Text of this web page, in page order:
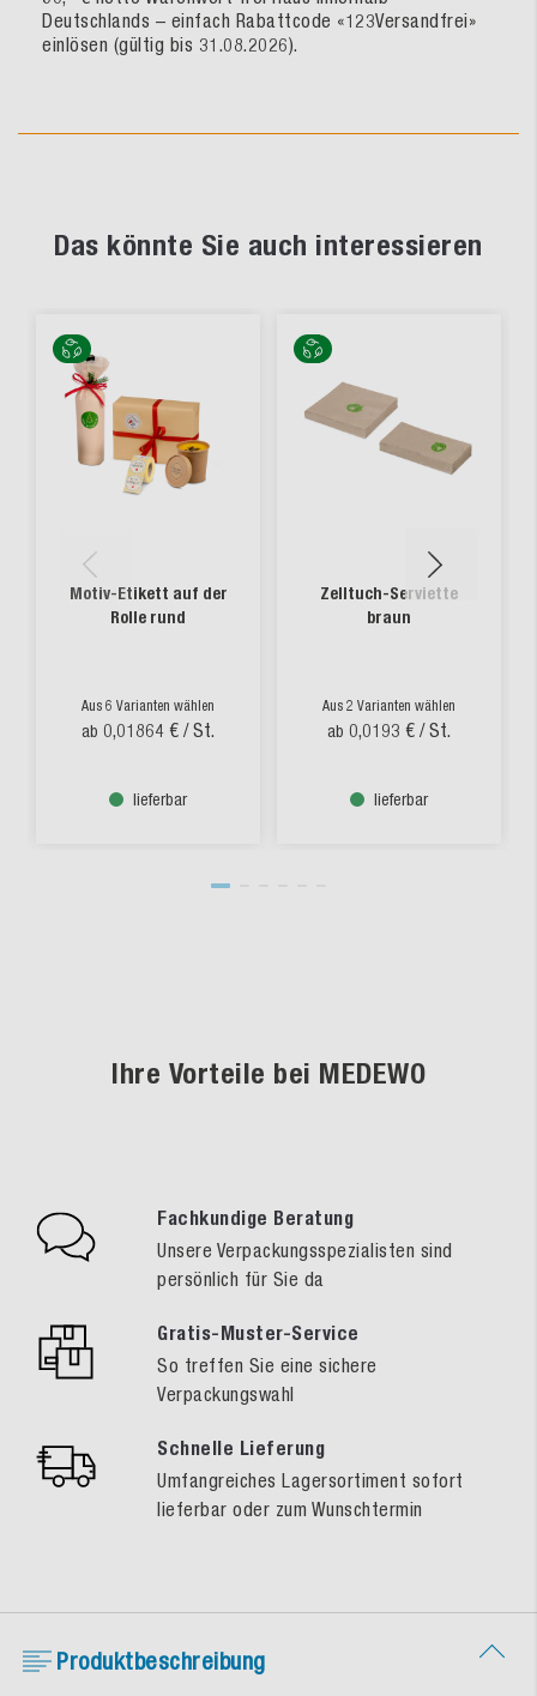
Deutschlands – einfach Rabattcode «123Versandfrei»
einlösen (gültig bis 31.08.2026).
Das könnte Sie auch interessieren
Motiv-Etikett auf der
Rolle rund
Aus 6 Varianten wählen
ab 0,01864 € / St.
lieferbar
Zelltuch-Serviette
braun
Aus 2 Varianten wählen
ab 0,0193 € / St.
lieferbar
Ihre Vorteile bei MEDEWO
Fachkundige Beratung
Unsere Verpackungsspezialisten sind
persönlich für Sie da
Gratis-Muster-Service
So treffen Sie eine sichere
Verpackungswahl
Schnelle Lieferung
Umfangreiches Lagersortiment sofort
lieferbar oder zum Wunschtermin
Produktbeschreibung